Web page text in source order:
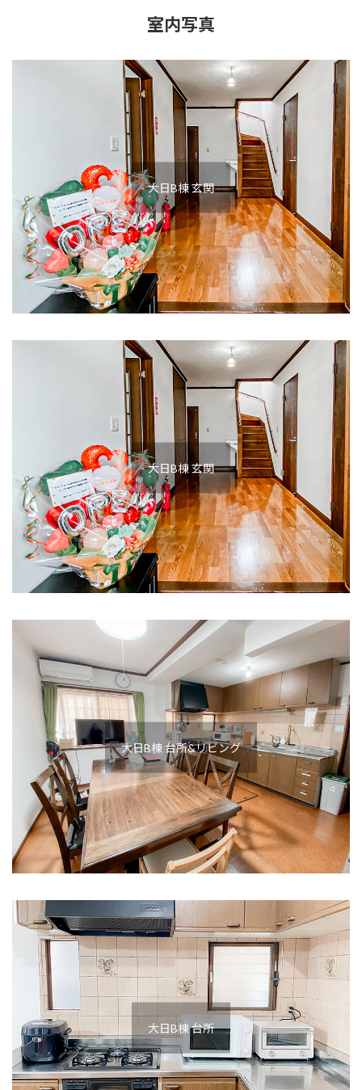
室内写真
大日B棟 玄関
大日B棟 玄関
大日B棟 台所&リビング
大日B棟 台所